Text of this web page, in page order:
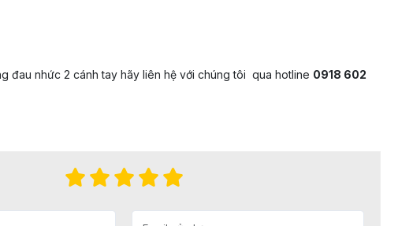
đau nhức 2 cánh tay hãy liên hệ với chúng tôi qua hotline 0918 602